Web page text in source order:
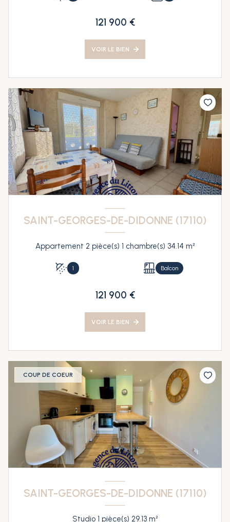
121 900 €
VOIR LE BIEN
SAINT-GEORGES-DE-DIDONNE (17110)
Appartement 2 pièce(s) 1 chambre(s) 34.14 m²
1 Balcon
121 900 €
VOIR LE BIEN
COUP DE COEUR
SAINT-GEORGES-DE-DIDONNE (17110)
Studio 1 pièce(s) 29.13 m²